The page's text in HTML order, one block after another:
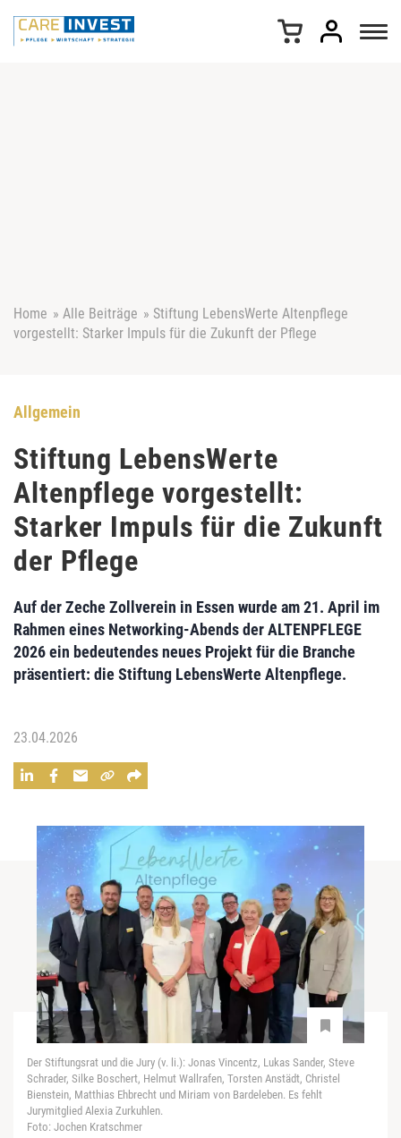
Home » Alle Beiträge » Stiftung LebensWerte Altenpflege
vorgestellt: Starker Impuls für die Zukunft der Pflege
Allgemein
Stiftung LebensWerte
Altenpflege vorgestellt:
Starker Impuls für die Zukunft
der Pflege
Auf der Zeche Zollverein in Essen wurde am 21. April im
Rahmen eines Networking-Abends der ALTENPFLEGE
2026 ein bedeutendes neues Projekt für die Branche
präsentiert: die Stiftung LebensWerte Altenpflege.
23.04.2026
Der Stiftungsrat und die Jury (v. li.): Jonas Vincentz, Lukas Sander, Steve
Schrader, Silke Boschert, Helmut Wallrafen, Torsten Anstädt, Christel
Bienstein, Matthias Ehbrecht und Miriam von Bardeleben. Es fehlt
Jurymitglied Alexia Zurkuhlen.
Foto: Jochen Kratschmer